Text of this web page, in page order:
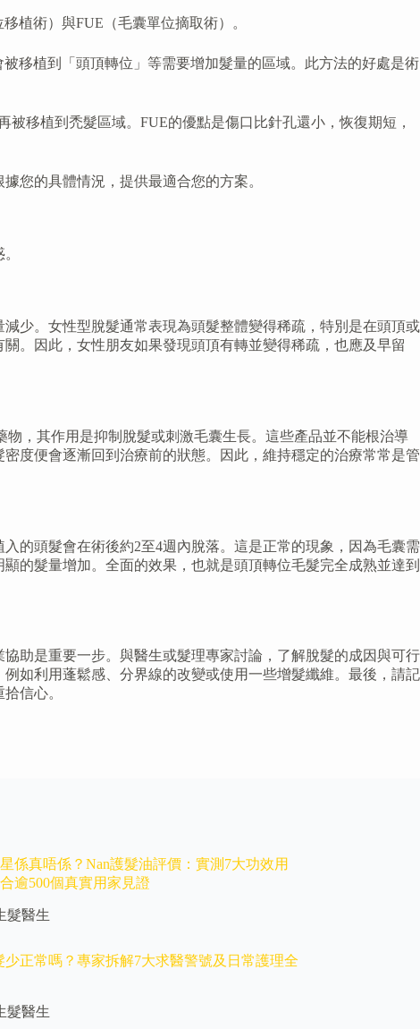
植術）與FUE（毛囊單位摘取術）。
移植到「頭頂轉位」等需要增加髮量的區域。此方法的好處是術
移植到禿髮區域。FUE的優點是傷口比針孔還小，恢復期短，
您的具體情況，提供最適合您的方案。
少。女性型脫髮通常表現為頭髮整體變得稀疏，特別是在頭頂或
。因此，女性朋友如果發現頭頂有轉並變得稀疏，也應及早留
，其作用是抑制脫髮或刺激毛囊生長。這些產品並不能根治導
度便會逐漸回到治療前的狀態。因此，維持穩定的治療常常是管
的頭髮會在術後約2至4週內脫落。這是正常的現象，因為毛囊需
的髮量增加。全面的效果，也就是頭頂轉位毛髮完全成熟並達到
助是重要一步。與醫生或髮理專家討論，了解脫髮的成因與可行
如利用蓬鬆感、分界線的改變或使用一些增髮纖維。最後，請記
信心。
係真唔係？Nan護髮油評價：實測7大功效用
逾500個真實用家見證
髮醫生
少正常嗎？專家拆解7大求醫警號及日常護理全
髮醫生